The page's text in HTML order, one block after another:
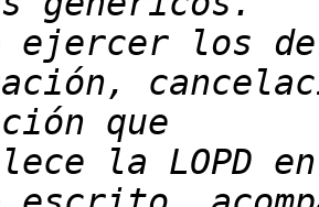
ejercer los
la LOPD